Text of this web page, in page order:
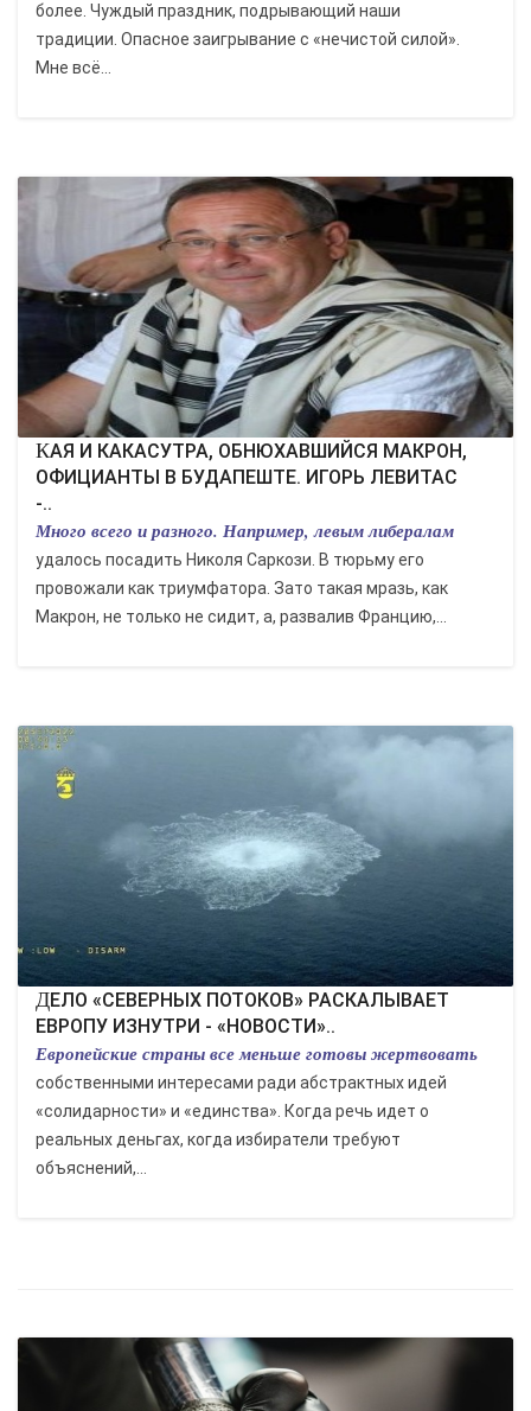
более. Чуждый праздник, подрывающий наши
традиции. Опасное заигрывание с «нечистой силой».
Мне всё...
КАЯ И КАКАСУТРА, ОБНЮХАВШИЙСЯ МАКРОН,
ОФИЦИАНТЫ В БУДАПЕШТЕ. ИГОРЬ ЛЕВИТАС
-..
Много всего и разного. Например, левым либералам
удалось посадить Николя Саркози. В тюрьму его
провожали как триумфатора. Зато такая мразь, как
Макрон, не только не сидит, а, развалив Францию,...
ДЕЛО «СЕВЕРНЫХ ПОТОКОВ» РАСКАЛЫВАЕТ
ЕВРОПУ ИЗНУТРИ - «НОВОСТИ»..
Европейские страны все меньше готовы жертвовать
собственными интересами ради абстрактных идей
«солидарности» и «единства». Когда речь идет о
реальных деньгах, когда избиратели требуют
объяснений,...